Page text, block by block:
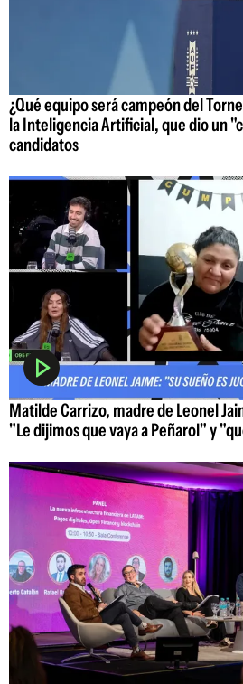
¿Qué equipo será campeón del
la Inteligencia Artificial, que dio un
candidatos
Matilde Carrizo, madre de Leonel
"Le dijimos que vaya a Peñarol" y